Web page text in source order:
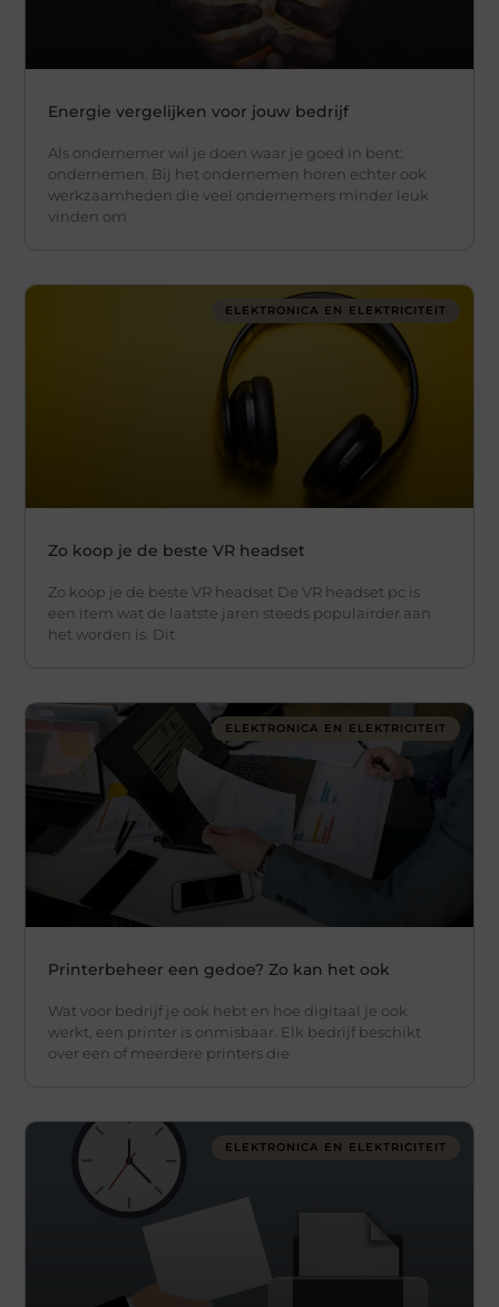
Energie vergelijken voor jouw bedrijf
Als ondernemer wil je doen waar je goed in bent:
ondernemen. Bij het ondernemen horen echter ook
werkzaamheden die veel ondernemers minder leuk
vinden om
ELEKTRONICA EN ELEKTRICITEIT
Zo koop je de beste VR headset
Zo koop je de beste VR headset De VR headset pc is
een item wat de laatste jaren steeds populairder aan
het worden is. Dit
ELEKTRONICA EN ELEKTRICITEIT
Printerbeheer een gedoe? Zo kan het ook
Wat voor bedrijf je ook hebt en hoe digitaal je ook
werkt, een printer is onmisbaar. Elk bedrijf beschikt
over een of meerdere printers die
ELEKTRONICA EN ELEKTRICITEIT